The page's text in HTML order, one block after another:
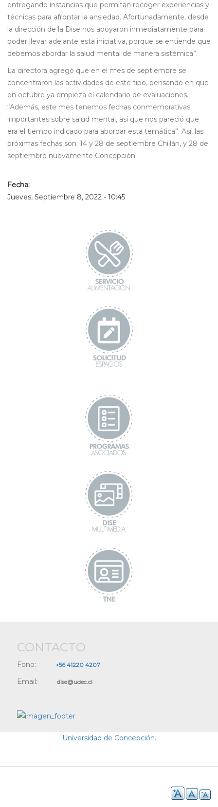
entregando instancias que permitan recoger experiencias y
técnicas para afrontar la ansiedad. Afortunadamente, desde
la dirección de la Dise nos apoyaron inmediatamente para
poder llevar adelante esta iniciativa, porque se entiende que
debemos abordar la salud mental de manera sistémica”.
La directora agregó que en el mes de septiembre se
concentraron las actividades de este tipo, pensando en que
en octubre ya empieza el calendario de evaluaciones.
“Además, este mes tenemos fechas conmemorativas
importantes sobre salud mental, así que nos pareció que
era el tiempo indicado para abordar esta temática”. Así, las
próximas fechas son: 14 y 28 de septiembre Chillán, y 28 de
septiembre nuevamente Concepción.
Fecha:
Jueves, Septiembre 8, 2022 - 10:45
CONTACTO
Fono: +56 41220 4207
Email: dise@udec.cl
Universidad de Concepción.